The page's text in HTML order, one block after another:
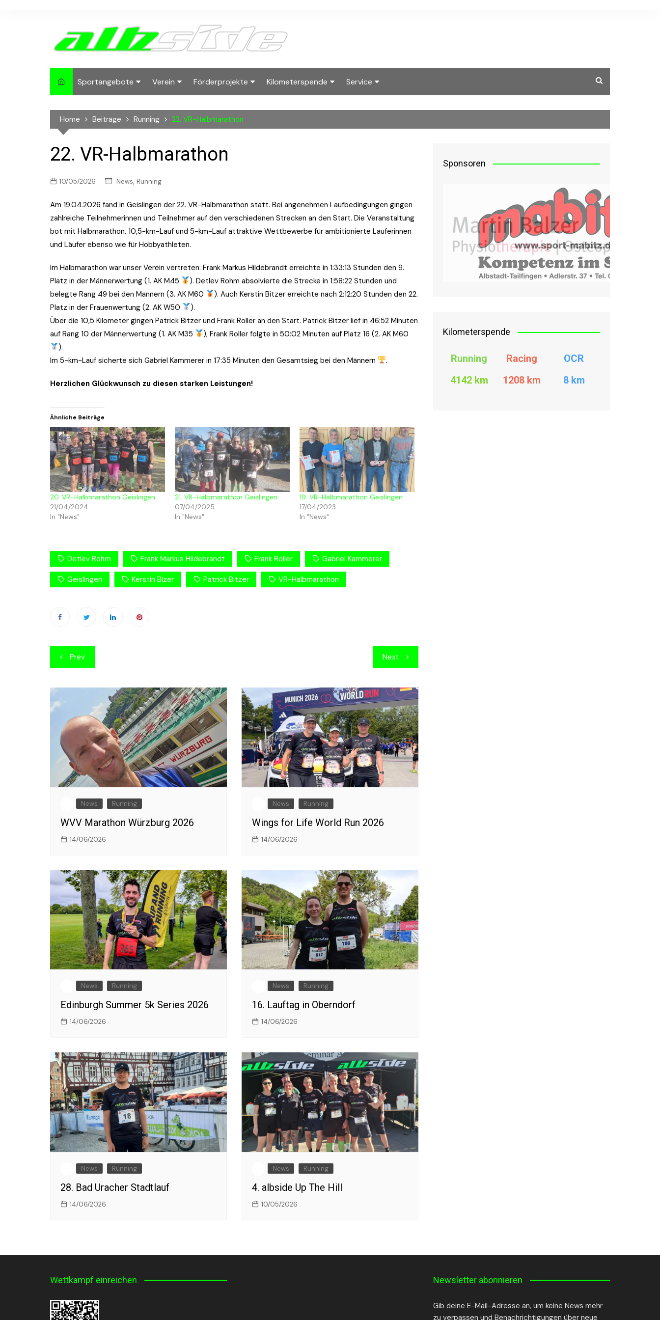
Sportangebote
albside Inside
Deutsches
Sportabzeichen
X-Mas Run
Verein
Mitgliedschaft
Ansprechpartner
Förderprojekte
2021
2018
2017
Kilometerspende Service
Home Beiträge Running 22. VR-Halbmarathon
22. VR-Halbmarathon
10/05/2026 News, Running
Am 19.04.2026 fand in Geislingen der 22. VR-Halbmarathon statt. Bei angenehmen Laufbedingungen gingen
zahlreiche Teilnehmerinnen und Teilnehmer auf den verschiedenen Strecken an den Start. Die Veranstaltung
bot mit Halbmarathon, 10,5-km-Lauf und 5-km-Lauf attraktive Wettbewerbe für ambitionierte Läuferinnen
und Läufer ebenso wie für Hobbyathleten.
Im Halbmarathon war unser Verein vertreten: Frank Markus Hildebrandt erreichte in 1:33:13 Stunden den 9.
Platz in der Männerwertung (1. AK M45
). Detlev Rohm absolvierte die Strecke in 1:58:22 Stunden und
belegte Rang 49 bei den Männern (3. AK M60
). Auch Kerstin Bitzer erreichte nach 2:12:20 Stunden den 22.
Platz in der Frauenwertung (2. AK W50
).
Über die 10,5 Kilometer gingen Patrick Bitzer und Frank Roller an den Start. Patrick Bitzer lief in 46:52 Minuten
auf Rang 10 der Männerwertung (1. AK M35
), Frank Roller folgte in 50:02 Minuten auf Platz 16 (2. AK M60
).
Im 5-km-Lauf sicherte sich Gabriel Kammerer in 17:35 Minuten den Gesamtsieg bei den Männern
.
Herzlichen Glückwunsch zu diesen starken Leistungen!
Ähnliche Beiträge
20. VR-Halbmarathon Geislingen
21/04/2024
In "News"
21. VR-Halbmarathon Geislingen
07/04/2025
In "News"
19. VR-Halbmarathon Geislingen
17/04/2023
In "News"
Detlev Rohm Frank Markus Hildebrandt Frank Roller Gabriel Kammerer
Geislingen Kerstin Bizer Patrick Bitzer VR-Halbmarathon
Beitragsnavigation
Prev Next
News Running
WVV Marathon Würzburg 2026
14/06/2026
News Running
Wings for Life World Run 2026
14/06/2026
News Running
Edinburgh Summer 5k Series 2026
14/06/2026
News Running
16. Lauftag in Oberndorf
14/06/2026
News Running
28. Bad Uracher Stadtlauf
14/06/2026
News Running
4. albside Up The Hill
10/05/2026
Sponsoren
Kilometerspende
Running
4142 km
Racing
1208 km
OCR
8 km
Wettkampf einreichen Newsletter abonnieren
Gib deine E-Mail-Adresse an, um keine News mehr
zu verpassen und Benachrichtigungen über neue